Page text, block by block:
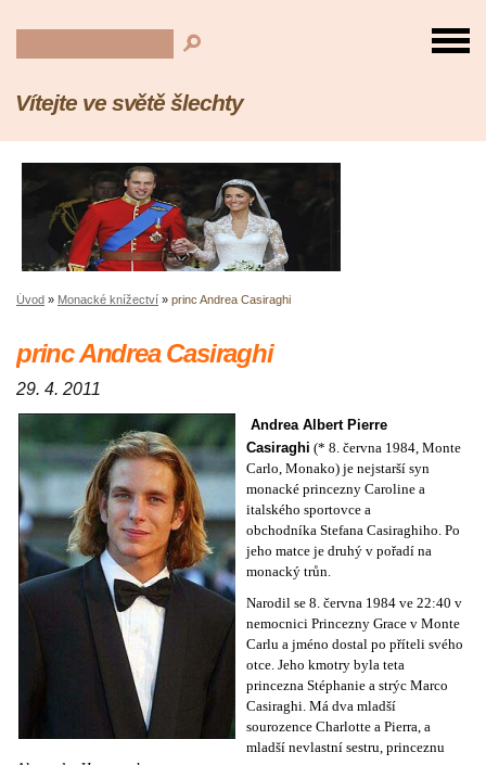
Vítejte ve světě šlechty
Úvod » Monacké knížectví » princ Andrea Casiraghi
princ Andrea Casiraghi
29. 4. 2011
Andrea Albert Pierre
Casiraghi (* 8. června 1984, Monte
Carlo, Monako) je nejstarší syn
monacké princezny Caroline a
italského sportovce a
obchodníka Stefana Casiraghiho. Po
jeho matce je druhý v pořadí na
monacký trůn.
Narodil se 8. června 1984 ve 22:40 v
nemocnici Princezny Grace v Monte
Carlu a jméno dostal po příteli svého
otce. Jeho kmotry byla teta
princezna Stéphanie a strýc Marco
Casiraghi. Má dva mladší
sourozence Charlotte a Pierra, a
mladší nevlastní sestru, princeznu